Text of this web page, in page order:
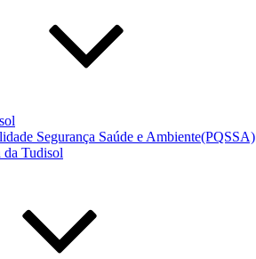
Segurança Saúde e Ambiente(PQSSA)
da Tudisol